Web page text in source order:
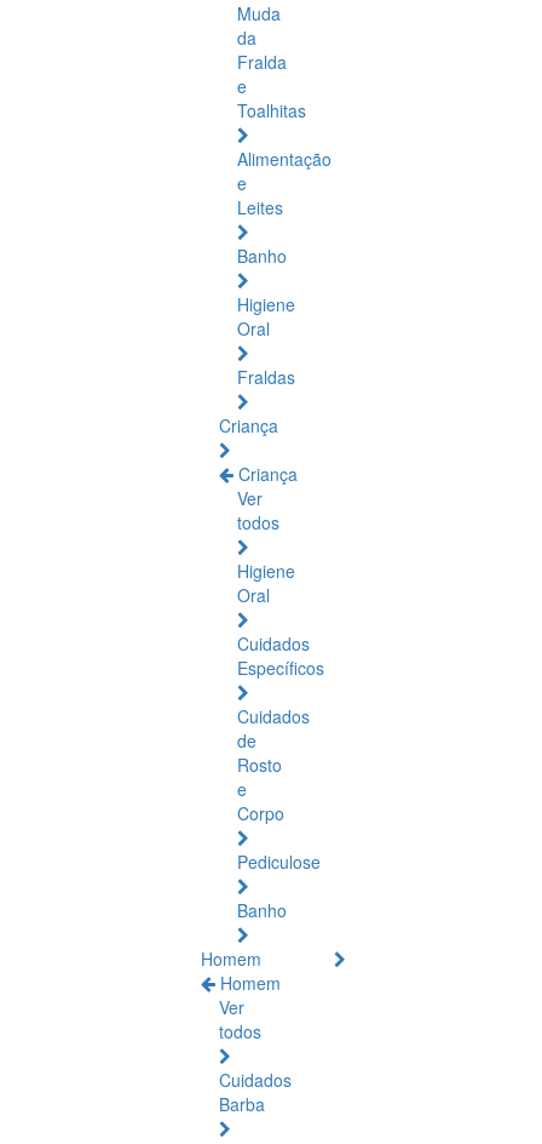
Muda
da
Fralda
e
Toalhitas
Alimentação
e
Leites
Banho
Higiene
Oral
Fraldas
Criança
Criança
Ver
todos
Higiene
Oral
Cuidados
Específicos
Cuidados
de
Rosto
e
Corpo
Pediculose
Banho
Homem
Homem
Ver
todos
Cuidados
Barba